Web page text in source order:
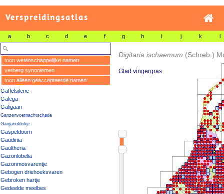
Verspreidingsatlas
a b c d e f g h i j k l
toon wetenschappelijke namen
verberg synoniemen
toon alleen geaccepteerde namen
Gaffelsilene
Galega
Galigaan
Ganzenvoetnachtschade
Garganoklokje
Gaspeldoorn
Gaudinia
Gaultheria
Gazonlobelia
Gazonmosvarentje
Gebogen driehoeksvaren
Gebroken hartje
Gedeelde meelbes
Digitaria ischaemum (Schreb.)
Glad vingergras